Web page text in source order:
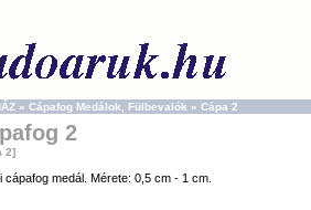
» Cápafog Medálok, Fülbevalók » Cápa 2
2
2]
cápafog medál. Mérete: 0,5 cm - 1 cm.